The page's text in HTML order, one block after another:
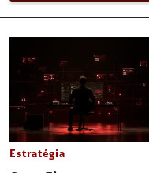
Estratégia